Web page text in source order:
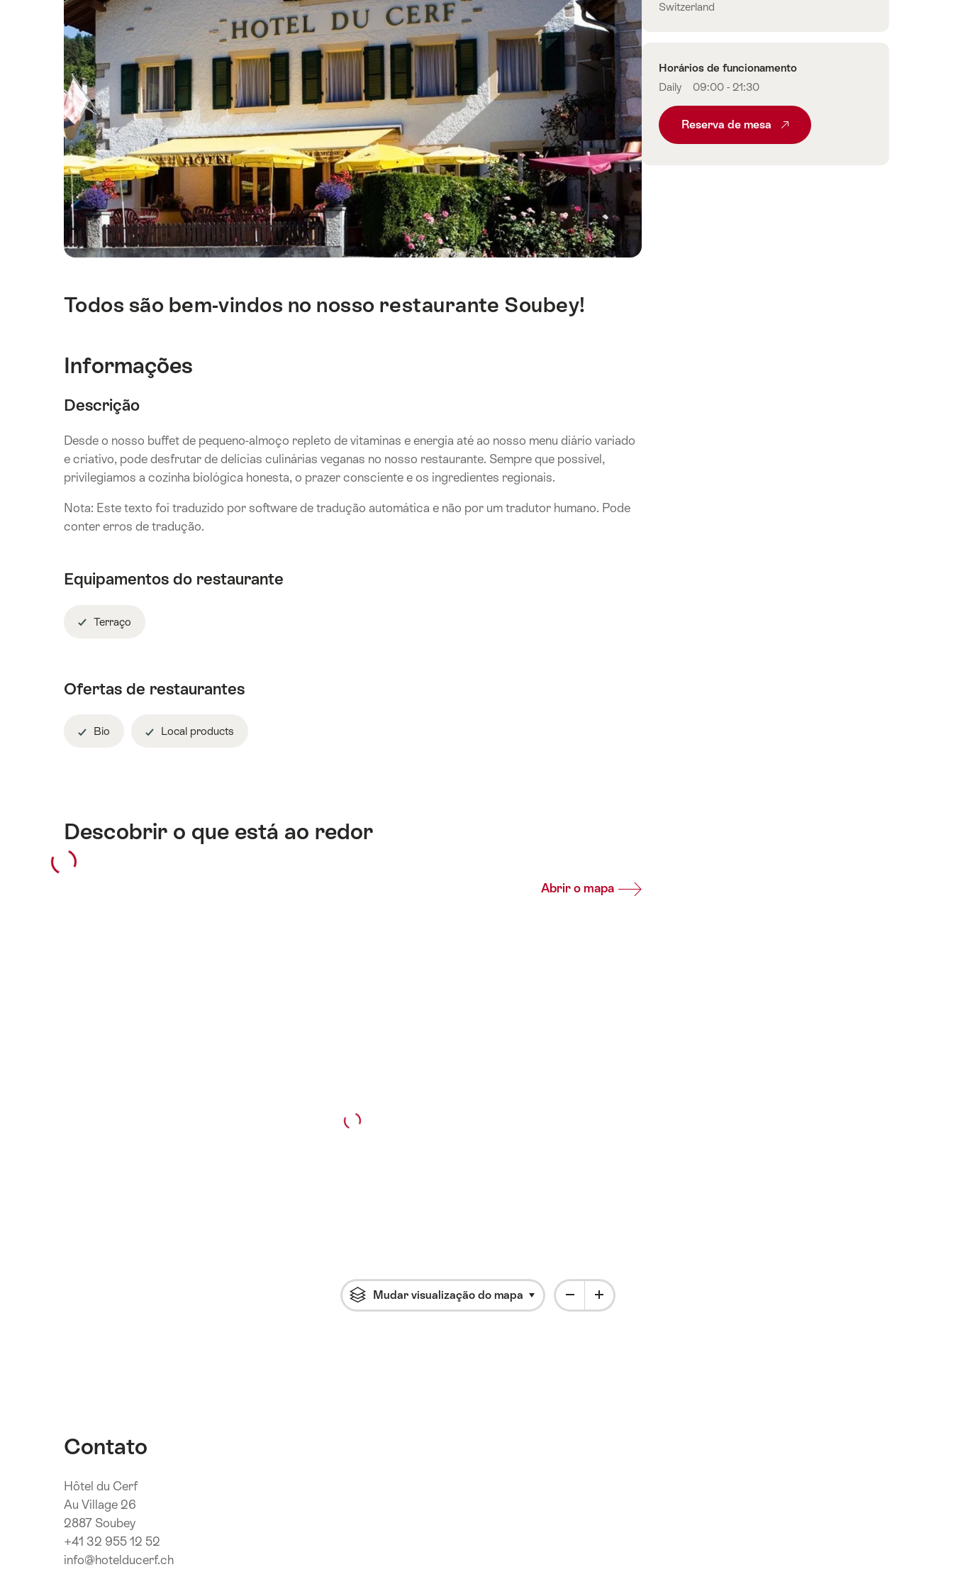
Introdução
Todos são bem-vindos no nosso restaurante Soubey!
Informações
Descrição
Desde o nosso buffet de pequeno-almoço repleto de vitaminas e energia até ao nosso menu diário variado
e criativo, pode desfrutar de delícias culinárias veganas no nosso restaurante. Sempre que possível,
privilegiamos a cozinha biológica honesta, o prazer consciente e os ingredientes regionais.
Nota: Este texto foi traduzido por software de tradução automática e não por um tradutor humano. Pode
conter erros de tradução.
Equipamentos do restaurante
Terraço
Ofertas de restaurantes
Bio Local products
Descobrir o que está ao redor
Abrir o mapa
Mudar visualização do mapa Clique para abrir o folheto com mais informações
Contato
Hôtel du Cerf
Au Village 26
2887 Soubey
+41 32 955 12 52
info@hotelducerf.ch
Switzerland
Horários de funcionamento
Daily
09:00 - 21:30
Reserva de mesa